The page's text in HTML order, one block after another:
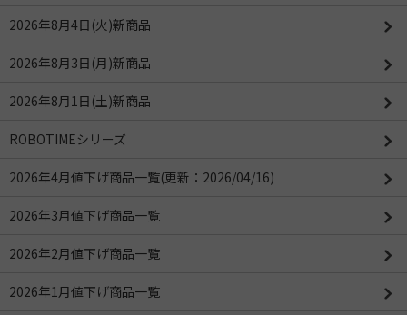
2026年8月4日(火)新商品
2026年8月3日(月)新商品
2026年8月1日(土)新商品
ROBOTIMEシリーズ
2026年4月値下げ商品一覧(更新：2026/04/16)
2026年3月値下げ商品一覧
2026年2月値下げ商品一覧
2026年1月値下げ商品一覧